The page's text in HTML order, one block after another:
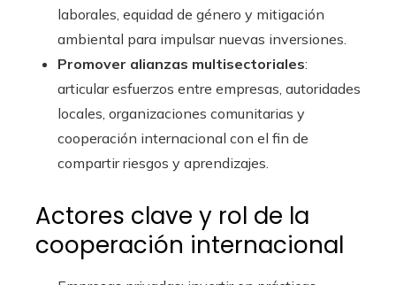
laborales, equidad de género y mitigación
ambiental para impulsar nuevas inversiones.
Promover alianzas multisectoriales:
articular esfuerzos entre empresas, autoridades
locales, organizaciones comunitarias y
cooperación internacional con el fin de
compartir riesgos y aprendizajes.
Actores clave y rol de la
cooperación internacional